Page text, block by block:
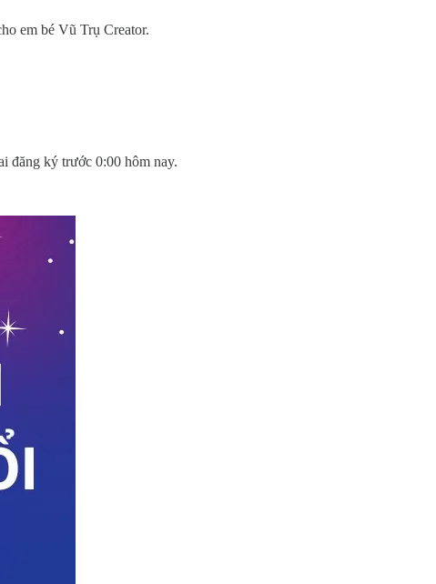
em bé Vũ Trụ Creator.
đăng ký trước 0:00 hôm nay.